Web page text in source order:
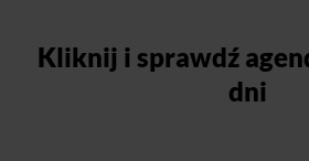
Kliknij i sprawdź
dni